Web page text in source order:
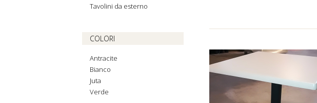
Tavolini da esterno
COLORI
Antracite
Bianco
Juta
Verde